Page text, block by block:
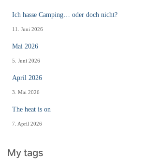
Ich hasse Camping… oder doch nicht?
11. Juni 2026
Mai 2026
5. Juni 2026
April 2026
3. Mai 2026
The heat is on
7. April 2026
My tags